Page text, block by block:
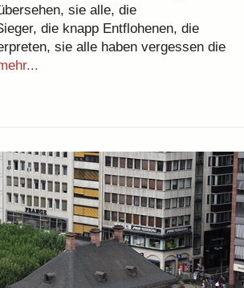
sie alle, die
die knapp Entflohenen, die
sie alle haben vergessen die